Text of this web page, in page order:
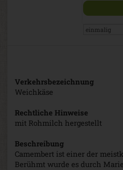
Verkehrsbezeichnung
Weichkäse
Rechtliche Hinweise
mit Rohmilch hergestellt
Beschreibung
Camembert ist einer der
Berühmt wurde es durch